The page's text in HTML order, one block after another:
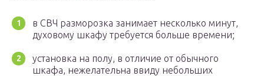
в СВЧ разморозка занимает несколько минут,
духовому шкафу требуется больше времени;
установка на полу, в отличие от обычного
шкафа, нежелательна ввиду небольших